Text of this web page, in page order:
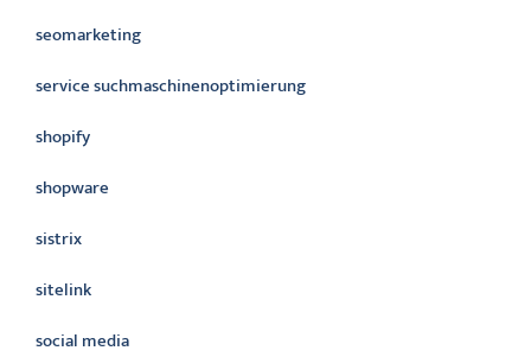
seomarketing
service suchmaschinenoptimierung
shopify
shopware
sistrix
sitelink
social media